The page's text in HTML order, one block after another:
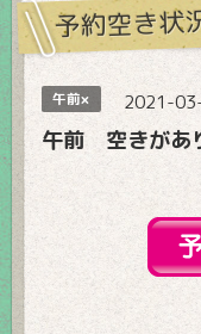
予約空き状
午前× 2021-
午前 空きがあ